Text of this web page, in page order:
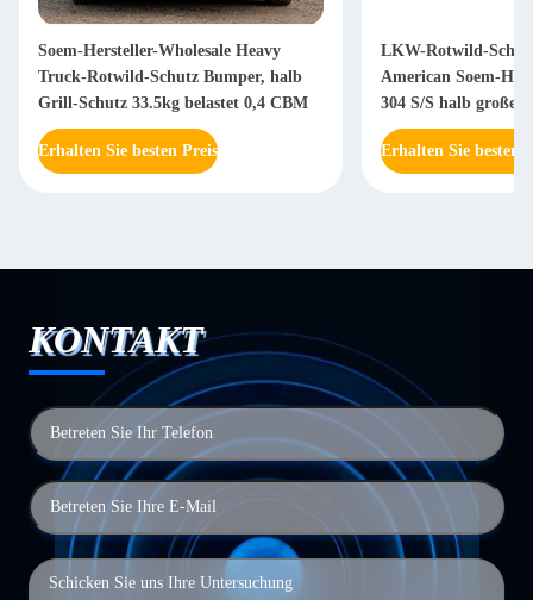
Soem-Hersteller-Wholesale Heavy
Truck-Rotwild-Schutz Bumper, halb
Grill-Schutz 33.5kg belastet 0,4 CBM
Erhalten Sie besten Preis
LKW-Rotwild-
American Soem-
304 S/S halb großer
Buty-Körperteile
Erhalten Sie besten
KONTAKT